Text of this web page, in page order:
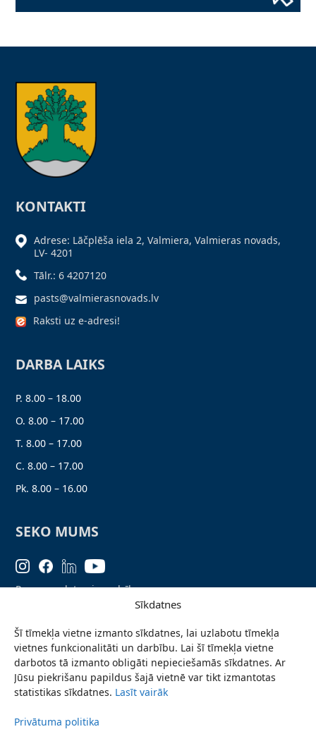
Sīkdatnes
Šī tīmekļa vietne izmanto sīkdatnes, lai uzlabotu tīmekļa
vietnes funkcionalitāti un darbību. Lai šī tīmekļa vietne
darbotos tā izmanto obligāti nepieciešamās sīkdatnes. Ar
Jūsu piekrišanu papildus šajā vietnē var tikt izmantotas
statistikas sīkdatnes. Lasīt vairāk
Privātuma politika
KONTAKTI
Adrese: Lāčplēša iela 2, Valmiera, Valmieras novads,
LV- 4201
Tālr.: 6 4207120
pasts@valmierasnovads.lv
Raksti uz e-adresi!
DARBA LAIKS
P. 8.00 – 18.00
O. 8.00 – 17.00
T. 8.00 – 17.00
C. 8.00 – 17.00
Pk. 8.00 – 16.00
SEKO MUMS
Personas datu aizsardzība
Ziņo par problēmu
Pieteikties jaunumiem
Piekļūstamības paziņojums